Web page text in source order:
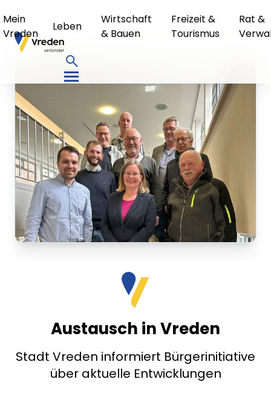
Mein
Vreden
Leben
Wirtschaft
& Bauen
Freizeit &
Tourismus
Rat &
Austausch in Vreden
Stadt Vreden informiert Bürgerinitiative
über aktuelle Entwicklungen